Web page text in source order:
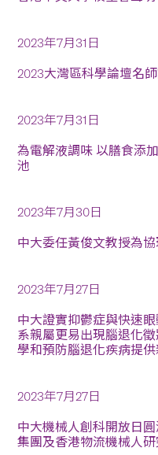
2023年7月31日
2023大灣區科學論壇名
2023年7月31日
為電解液調味 以膳食添
池
2023年7月30日
中大委任黃俊文教授為
2023年7月27日
中大證實抑鬱症與快速
系親屬更易出現腦退化
學和預防腦退化疾病提
2023年7月27日
中大機械人創科開放日
集團及香港物流機械人